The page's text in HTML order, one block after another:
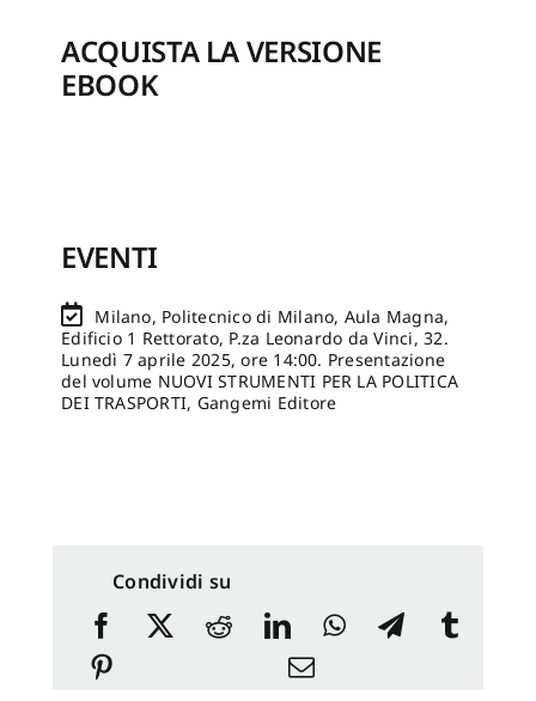
ACQUISTA LA VERSIONE
EBOOK
EVENTI
Milano, Politecnico di Milano, Aula Magna,
Edificio 1 Rettorato, P.za Leonardo da Vinci, 32.
Lunedì 7 aprile 2025, ore 14:00. Presentazione
del volume NUOVI STRUMENTI PER LA POLITICA
DEI TRASPORTI, Gangemi Editore
Condividi su